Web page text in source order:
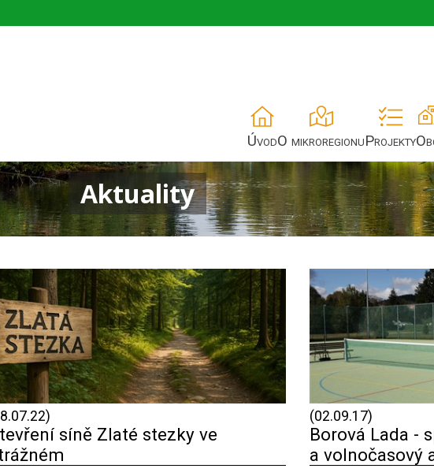
ÚvodO mikroregionuProjekty
Aktuality
síně Zlaté stezky ve
(02.09.17)
Borová Lada -
a volnočasový